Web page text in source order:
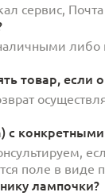
сервис,
товар, если
с
поле в
лампочки?